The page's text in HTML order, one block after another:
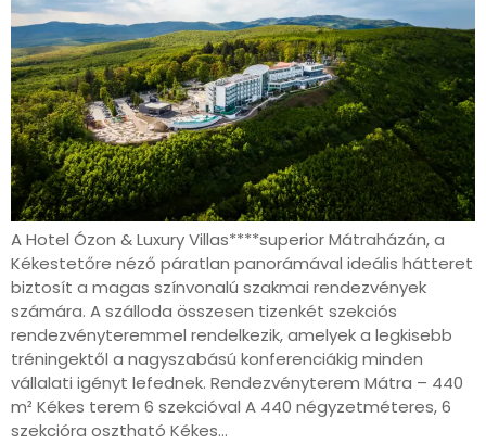
A Hotel Ózon & Luxury Villas****superior Mátraházán, a
Kékestetőre néző páratlan panorámával ideális hátteret
biztosít a magas színvonalú szakmai rendezvények
számára. A szálloda összesen tizenkét szekciós
rendezvényteremmel rendelkezik, amelyek a legkisebb
tréningektől a nagyszabású konferenciákig minden
vállalati igényt lefednek. Rendezvényterem Mátra – 440
m² Kékes terem 6 szekcióval A 440 négyzetméteres, 6
szekcióra osztható Kékes…